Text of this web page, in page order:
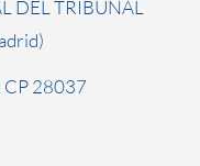
DEL TRIBUNAL
CP 28037